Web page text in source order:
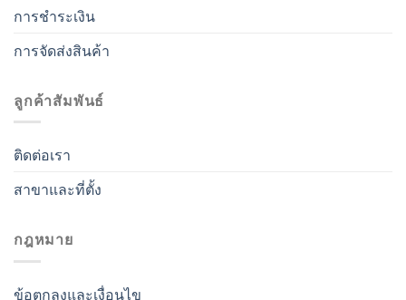
การชำระเงิน
การจัดส่งสินค้า
ลูกค้าสัมพันธ์
ติดต่อเรา
สาขาและที่ตั้ง
กฎหมาย
ข้อตกลงและเงื่อนไข